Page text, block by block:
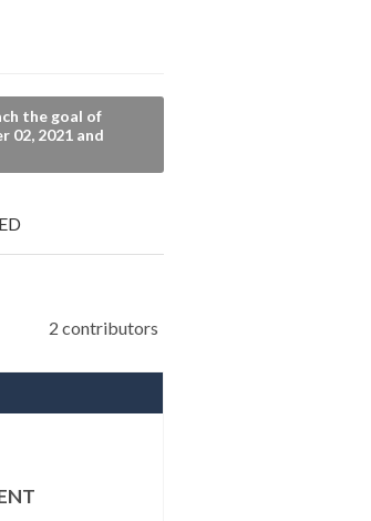
the goal of
02, 2021 and
2 contributors